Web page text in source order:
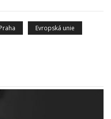
Praha Evropská unie